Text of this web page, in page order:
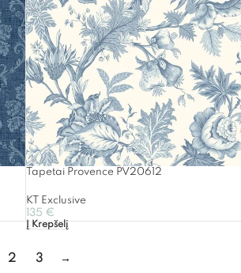
Tapetai Provence PV20612
KT Exclusive
135 €
Į Krepšelį
2 3 →